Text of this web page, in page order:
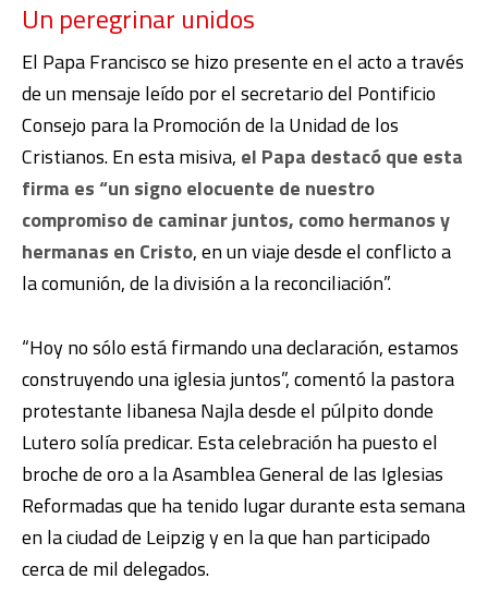
Un peregrinar unidos
El Papa Francisco se hizo presente en el acto a través
de un mensaje leído por el secretario del Pontificio
Consejo para la Promoción de la Unidad de los
Cristianos. En esta misiva, el Papa destacó que esta
firma es “un signo elocuente de nuestro
compromiso de caminar juntos, como hermanos y
hermanas en Cristo, en un viaje desde el conflicto a
la comunión, de la división a la reconciliación”.
“Hoy no sólo está firmando una declaración, estamos
construyendo una iglesia juntos”, comentó la pastora
protestante libanesa Najla desde el púlpito donde
Lutero solía predicar. Esta celebración ha puesto el
broche de oro a la Asamblea General de las Iglesias
Reformadas que ha tenido lugar durante esta semana
en la ciudad de Leipzig y en la que han participado
cerca de mil delegados.